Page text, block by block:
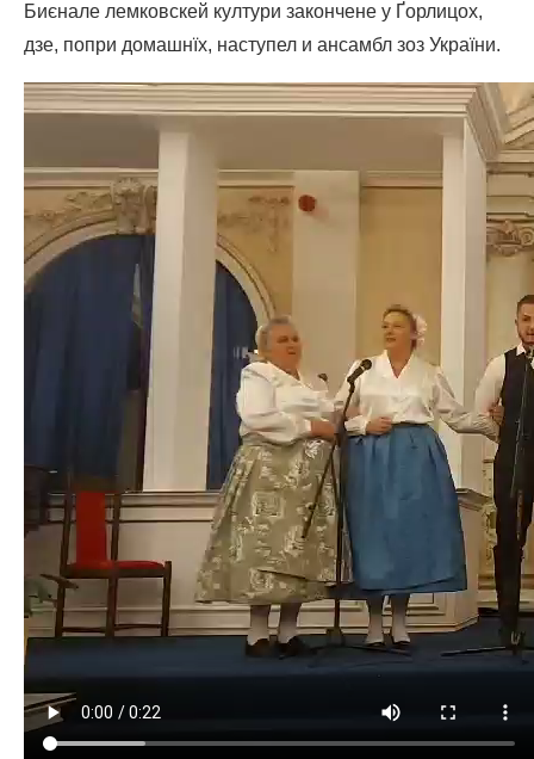
Биєнале лемковскей култури закончене у Ґорлицох,
дзе, попри домашнїх, наступел и ансамбл зоз України.